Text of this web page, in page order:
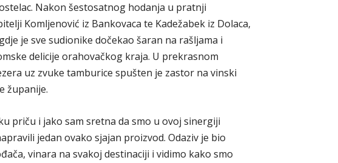
Nakon šestosatnog hodanja u pratnji
Komljenović iz Bankovaca te Kadežabek iz Dolaca,
je sve sudionike dočekao šaran na rašljama i
delicije orahovačkog kraja. U prekrasnom
uz zvuke tamburice spušten je zastor na vinski
županije.
priču i jako sam sretna da smo u ovoj sinergiji
jedan ovako sjajan proizvod. Odaziv je bio
vinara na svakoj destinaciji i vidimo kako smo